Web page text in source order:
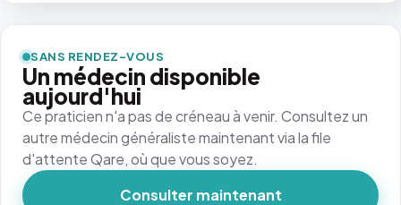
SANS RENDEZ-VOUS
Un médecin disponible
aujourd'hui
Ce praticien n'a pas de créneau à venir. Consultez un
autre médecin généraliste maintenant via la file
d'attente Qare, où que vous soyez.
Consulter maintenant